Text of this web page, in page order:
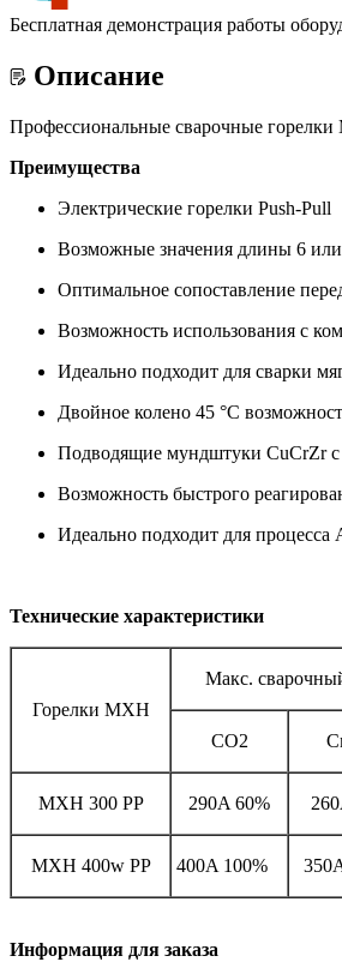
Бесплатная демонстрация работы
Описание
Профессиональные сварочные
Преимущества
Электрические горелки Push-Pull
Возможные значения длины 6
Оптимальное сопоставление
Возможность использования с
Идеально подходит для сварки
Двойное колено 45 °С
Подводящие мундштуки CuCrZr с
Возможность быстрого
Идеально подходит для процесса
Технические характеристики
Горелки MXH
Макс.
CO2
MXH 300 PP 290A 60%
MXH 400w PP 400A 100%
Информация для заказа